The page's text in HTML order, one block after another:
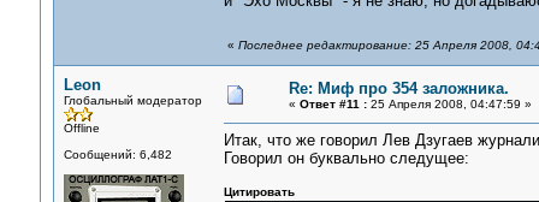
« Последнее редактирование: 25 Апреля 2008,
Leon
Глобальный модератор
Offline
Сообщений: 6,482
Re: Миф про 354 заложника.
« Ответ #11 :25 Апреля 2008, 04:47:59 »
Итак, что же говорил Лев Дзугаев
Говорил он буквально следущее:
Цитировать